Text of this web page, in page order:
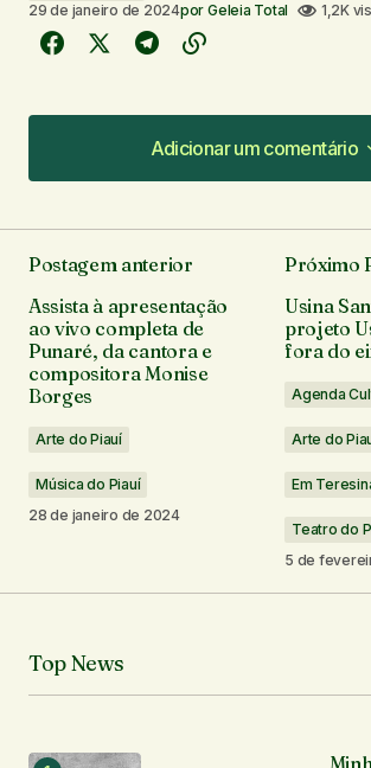
29 de janeiro de 2024por Geleia Total 1,2K
Adicionar um comentário
Adicionar um comentário
O seu endereço de e-mail não
Campos obrigatórios são
Comentário*
Seu nome*
Seu e-mail*
Notifique-me sobre novos
Postagem anterior
Assista à apresentação
ao vivo completa de
Punaré, da cantora e
compositora Monise
Borges
Arte do Piauí
Música do Piauí
28 de janeiro de 2024
Próximo
Usina
projeto
fora do
Agenda
Arte do
Em
Teatro do
5 de
Top News